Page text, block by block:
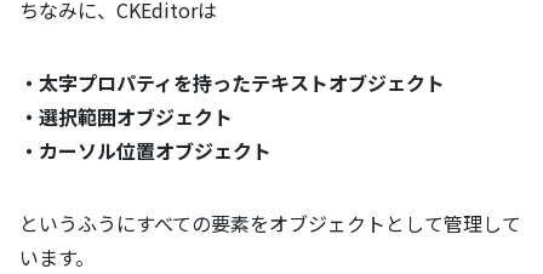
ちなみに、CKEditorは
・太字プロパティを持ったテキストオブジェクト
・選択範囲オブジェクト
・カーソル位置オブジェクト
というふうにすべての要素をオブジェクトとして管理して
います。